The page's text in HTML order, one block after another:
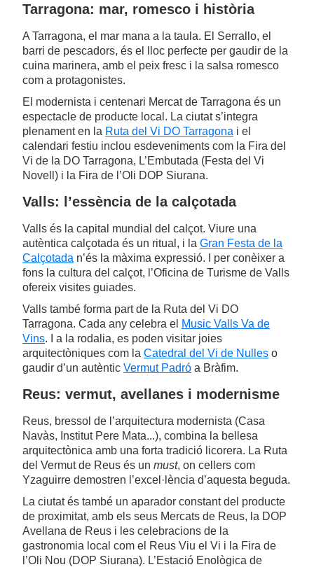
Tarragona: mar, romesco i història
A Tarragona, el mar mana a la taula. El Serrallo, el
barri de pescadors, és el lloc perfecte per gaudir de la
cuina marinera, amb el peix fresc i la salsa romesco
com a protagonistes.
El modernista i centenari Mercat de Tarragona és un
espectacle de producte local. La ciutat s’integra
plenament en la Ruta del Vi DO Tarragona i el
calendari festiu inclou esdeveniments com la Fira del
Vi de la DO Tarragona, L’Embutada (Festa del Vi
Novell) i la Fira de l’Oli DOP Siurana.
Valls: l’essència de la calçotada
Valls és la capital mundial del calçot. Viure una
autèntica calçotada és un ritual, i la Gran Festa de la
Calçotada n’és la màxima expressió. I per conèixer a
fons la cultura del calçot, l’Oficina de Turisme de Valls
ofereix visites guiades.
Valls també forma part de la Ruta del Vi DO
Tarragona. Cada any celebra el Music Valls Va de
Vins. I a la rodalia, es poden visitar joies
arquitectòniques com la Catedral del Vi de Nulles o
gaudir d’un autèntic Vermut Padró a Bràfim.
Reus: vermut, avellanes i modernisme
Reus, bressol de l’arquitectura modernista (Casa
Navàs, Institut Pere Mata...), combina la bellesa
arquitectònica amb una forta tradició licorera. La Ruta
del Vermut de Reus és un must, on cellers com
Yzaguirre demostren l’excel·lència d’aquesta beguda.
La ciutat és també un aparador constant del producte
de proximitat, amb els seus Mercats de Reus, la DOP
Avellana de Reus i les celebracions de la
gastronomia local com el Reus Viu el Vi i la Fira de
l’Oli Nou (DOP Siurana). L’Estació Enològica de